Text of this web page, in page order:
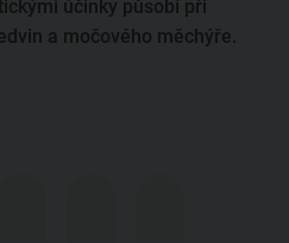
účinky působí při
a močového měchýře.